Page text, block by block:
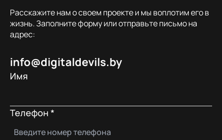
Расскажите нам о своем проекте и мы воплотим его в
жизнь. Заполните форму или отправьте письмо на
адрес:
info@digitaldevils.by
Имя
Телефон *